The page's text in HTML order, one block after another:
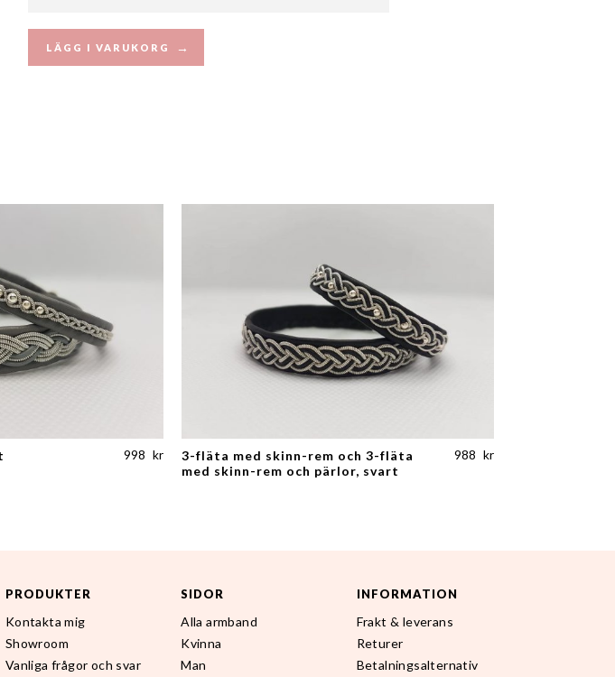
LÄGG I VARUKORG
998 kr
3-fläta med skinn-rem och 3-fläta
med skinn-rem och pärlor, svart
988 kr
PRODUKTER
Kontakta mig
Showroom
Vanliga frågor och svar
SIDOR
Alla armband
Kvinna
Man
INFORMATION
Frakt & leverans
Returer
Betalningsalternativ